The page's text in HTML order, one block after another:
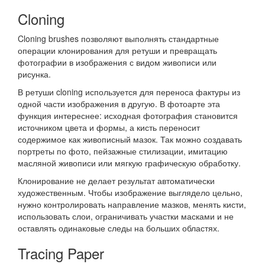
Cloning
Cloning brushes позволяют выполнять стандартные
операции клонирования для ретуши и превращать
фотографии в изображения с видом живописи или
рисунка.
В ретуши cloning используется для переноса фактуры из
одной части изображения в другую. В фотоарте эта
функция интереснее: исходная фотография становится
источником цвета и формы, а кисть переносит
содержимое как живописный мазок. Так можно создавать
портреты по фото, пейзажные стилизации, имитацию
масляной живописи или мягкую графическую обработку.
Клонирование не делает результат автоматически
художественным. Чтобы изображение выглядело цельно,
нужно контролировать направление мазков, менять кисти,
использовать слои, ограничивать участки масками и не
оставлять одинаковые следы на больших областях.
Tracing Paper